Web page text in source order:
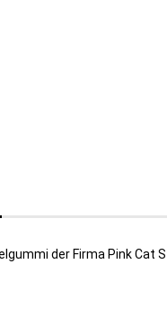
der Firma Pink Cat